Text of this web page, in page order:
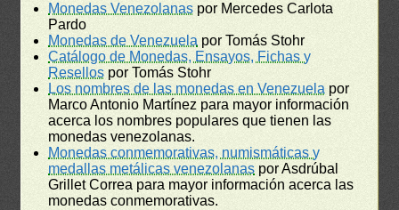
Monedas Venezolanas por Mercedes Carlota
Pardo
Monedas de Venezuela por Tomás Stohr
Catálogo de Monedas, Ensayos, Fichas y
Resellos por Tomás Stohr
Los nombres de las monedas en Venezuela por
Marco Antonio Martínez para mayor información
acerca los nombres populares que tienen las
monedas venezolanas.
Monedas conmemorativas, numismáticas y
medallas metálicas venezolanas por Asdrúbal
Grillet Correa para mayor información acerca las
monedas conmemorativas.